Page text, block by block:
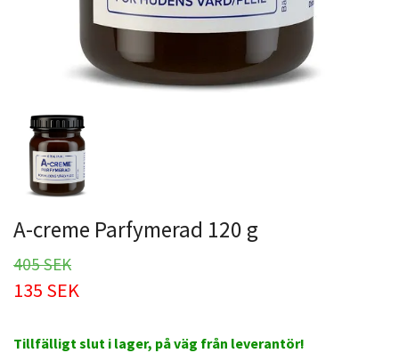
A-creme Parfymerad 120 g
405 SEK
135 SEK
Tillfälligt slut i lager, på väg från leverantör!